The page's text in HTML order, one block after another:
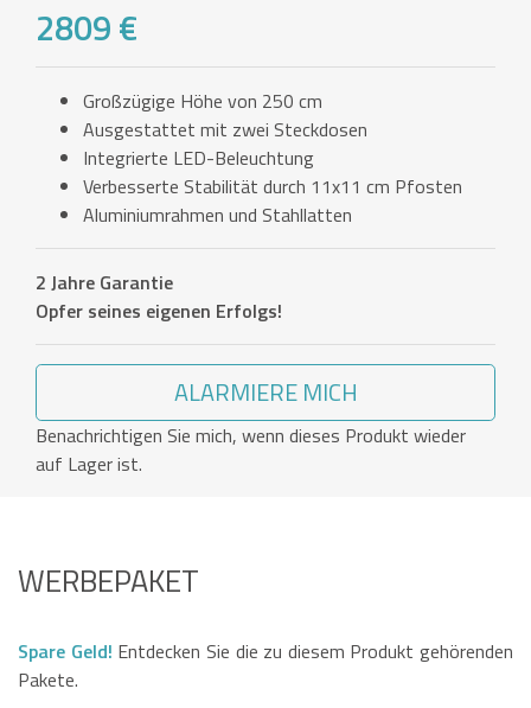
2809 €
Großzügige Höhe von 250 cm
Ausgestattet mit zwei Steckdosen
Integrierte LED-Beleuchtung
Verbesserte Stabilität durch 11x11 cm Pfosten
Aluminiumrahmen und Stahllatten
2 Jahre Garantie
Opfer seines eigenen Erfolgs!
ALARMIERE MICH
Benachrichtigen Sie mich, wenn dieses Produkt wieder
auf Lager ist.
WERBEPAKET
Spare Geld! Entdecken Sie die zu diesem Produkt gehörenden
Pakete.